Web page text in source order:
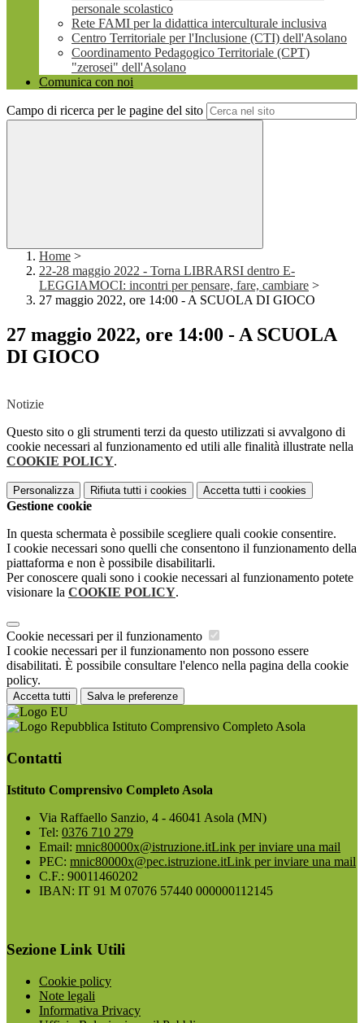
personale scolastico
Rete FAMI per la didattica interculturale inclusiva
Centro Territoriale per l'Inclusione (CTI) dell'Asolano
Coordinamento Pedagogico Territoriale (CPT)
"zerosei" dell'Asolano
Comunica con noi
Campo di ricerca per le pagine del sito
Home >
22-28 maggio 2022 - Torna LIBRARSI dentro E-
LEGGIAMOCI: incontri per pensare, fare, cambiare >
27 maggio 2022, ore 14:00 - A SCUOLA DI GIOCO
27 maggio 2022, ore 14:00 - A SCUOLA
DI GIOCO
Notizie
Questo sito o gli strumenti terzi da questo utilizzati si avvalgono di
cookie necessari al funzionamento ed utili alle finalità illustrate nella
COOKIE POLICY.
Personalizza Rifiuta tutti i cookies Accetta tutti i cookies
Gestione cookie
In questa schermata è possibile scegliere quali cookie consentire.
I cookie necessari sono quelli che consentono il funzionamento della
piattaforma e non è possibile disabilitarli.
Per conoscere quali sono i cookie necessari al funzionamento potete
visionare la COOKIE POLICY.
Cookie necessari per il funzionamento
I cookie necessari per il funzionamento non possono essere
disabilitati. È possibile consultare l'elenco nella pagina della cookie
policy.
Accetta tutti Salva le preferenze
Istituto Comprensivo Completo Asola
Contatti
Istituto Comprensivo Completo Asola
Via Raffaello Sanzio, 4 - 46041 Asola (MN)
Tel: 0376 710 279
Email: mnic80000x@istruzione.itLink per inviare una mail
PEC: mnic80000x@pec.istruzione.itLink per inviare una mail
C.F.: 90011460202
IBAN: IT 91 M 07076 57440 000000112145
Sezione Link Utili
Cookie policy
Note legali
Informativa Privacy